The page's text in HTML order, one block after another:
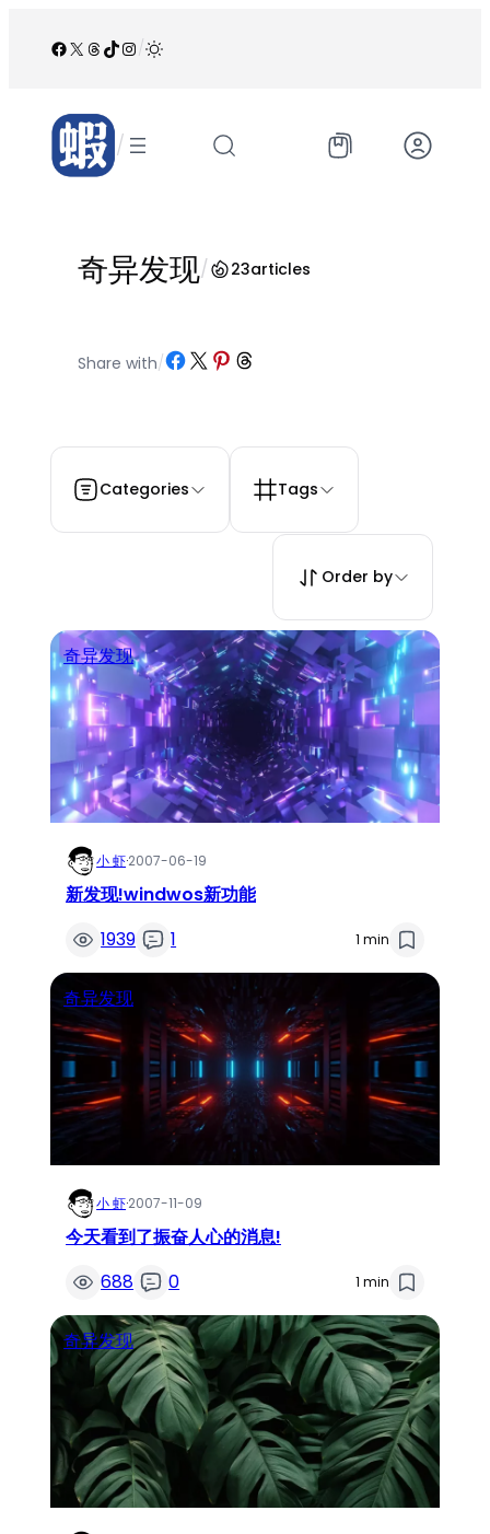
Facebook
X Threads
TikTok
Instagram
/
/
奇异发现/ 23articles
Share with/Share on Facebook
Share on X Share on Pinterest
Share on Threads
Categories Tags
Order by
奇异发现
小 虾·2007-06-19
新发现!windwos新功能
1939
1 1 min
奇异发现
小 虾·2007-11-09
今天看到了振奋人心的消息!
688
0 1 min
奇异发现